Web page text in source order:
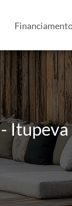
Financiamento
Itupeva